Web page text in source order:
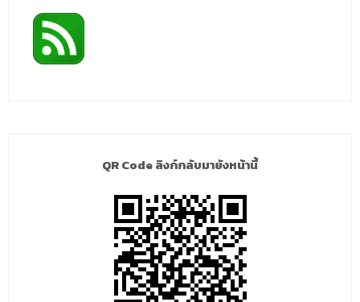
QR Code ลิงก์กลับมายังหน้านี้